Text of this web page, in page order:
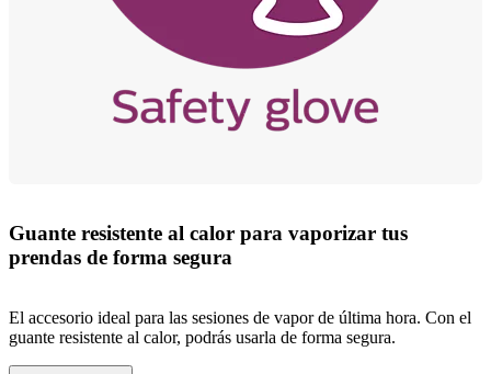
Guante resistente al calor para vaporizar tus
prendas de forma segura
El accesorio ideal para las sesiones de vapor de última hora. Con el
guante resistente al calor, podrás usarla de forma segura.